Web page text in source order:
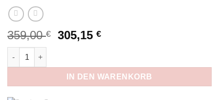
359,00€
Ursprünglicher
359,00 €
305,15€Aktueller
305,15 €.
Teen Garance Glänzendes Schwarz und Gold Menge
IN DEN WARENKORB